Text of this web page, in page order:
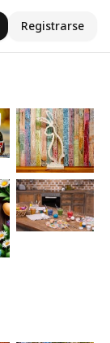
Registrarse